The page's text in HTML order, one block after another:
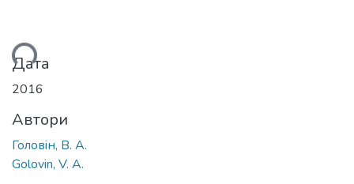
Дата
2016
Автори
Головiн, В. А.
Golovin, V. A.